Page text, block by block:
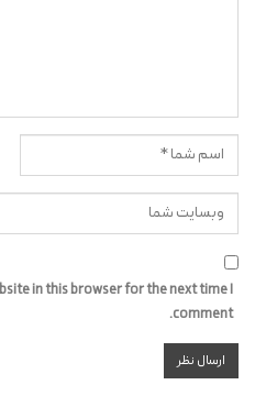
in this browser for the next time I
comment.